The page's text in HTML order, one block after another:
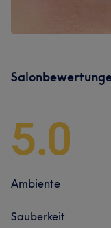
5.0
Ambiente
Sauberkeit